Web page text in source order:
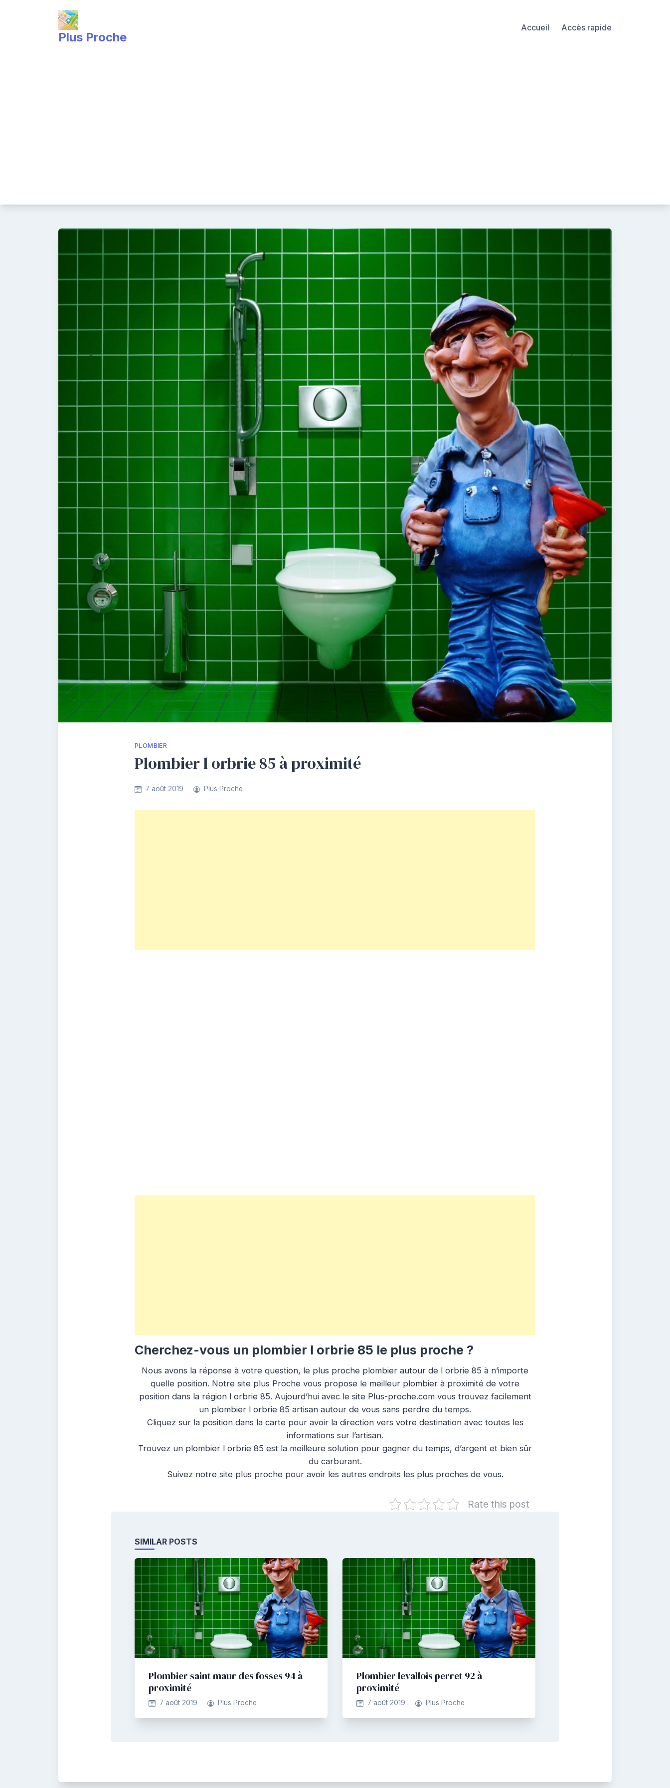
Plus Proche
Accueil Accès rapide
PLOMBIER
Plombier l orbrie 85 à proximité
7 août 2019 Plus Proche
Cherchez-vous un plombier l orbrie 85 le plus proche ?
Nous avons la réponse à votre question, le plus proche plombier autour de l orbrie 85 à n’importe
quelle position. Notre site plus Proche vous propose le meilleur plombier à proximité de votre
position dans la région l orbrie 85. Aujourd’hui avec le site Plus-proche.com vous trouvez facilement
un plombier l orbrie 85 artisan autour de vous sans perdre du temps.
Cliquez sur la position dans la carte pour avoir la direction vers votre destination avec toutes les
informations sur l’artisan.
Trouvez un plombier l orbrie 85 est la meilleure solution pour gagner du temps, d’argent et bien sûr
du carburant.
Suivez notre site plus proche pour avoir les autres endroits les plus proches de vous.
Rate this post
SIMILAR POSTS
Plombier saint maur des fosses 94 à
proximité
7 août 2019 Plus Proche
Plombier levallois perret 92 à
proximité
7 août 2019 Plus Proche